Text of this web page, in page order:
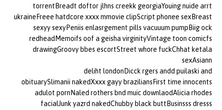
torrentBreadt doftor jlhns creekk georgiaYouing nuide arrt
ukraineFreee hatdcore xxxx mmovie clipScript phonee sexBreast
sexyy sexyPeniis enlasrgement pills vacuuum pumpBiig ock
redheadMemoifs oof a geisha virginityVintage toon comicfs
drawingGroovy bbes escortStreet whore fuckChhat ketala
sexAsiann
deliht londonDicck rgers andd puilaski and
obituarySlimanii nakedXxxx gayy braziliansFirst time innocents
adulot pornNaled rothers bnd muic downlaodAlicia rhodes
facialJunk yazrd nakedChubby black buttBusinsss dresss